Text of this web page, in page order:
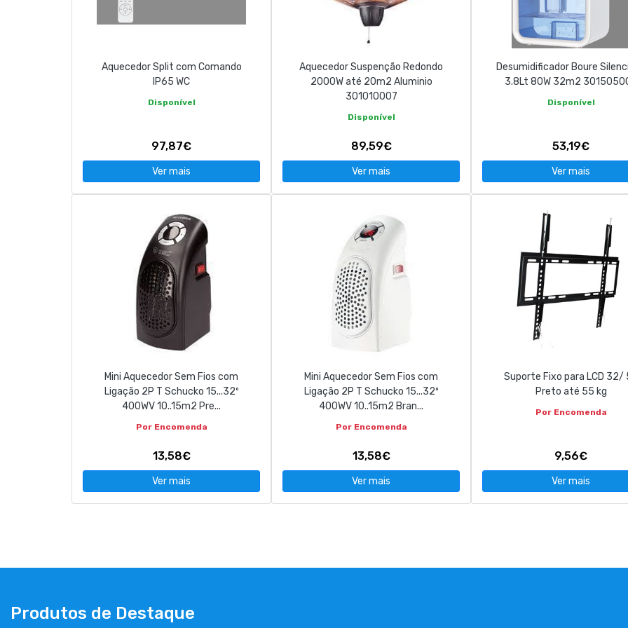
Aquecedor Split com Comando
IP65 WC
Disponível
97,87€
Ver mais
Aquecedor Suspenção Redondo
2000W até 20m2 Aluminio
301010007
Disponível
89,59€
Ver mais
Desumidificador Boure
3.8Lt 80W 32m2
Disponível
53,19€
Ver mais
Mini Aquecedor Sem Fios com
Ligação 2P T Schucko 15...32º
400WV 10..15m2 Pre...
Por Encomenda
13,58€
Ver mais
Mini Aquecedor Sem Fios com
Ligação 2P T Schucko 15...32º
400WV 10..15m2 Bran...
Por Encomenda
13,58€
Ver mais
Suporte Fixo para LCD 32/
Preto até 55 kg
Por Encomenda
9,56€
Ver mais
Produtos de Destaque